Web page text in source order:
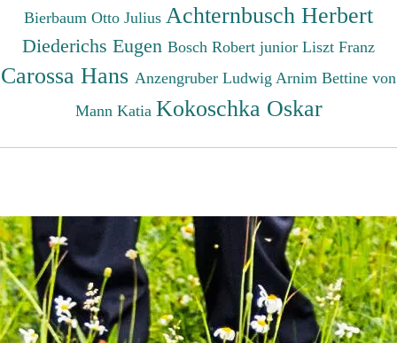
Bierbaum Otto Julius Achternbusch Herbert
Diederichs Eugen Bosch Robert junior Liszt Franz
Carossa Hans Anzengruber Ludwig Arnim Bettine von
Mann Katia Kokoschka Oskar